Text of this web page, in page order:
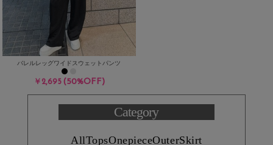
バレルレッグワイドスウェットパンツ
￥2,695(50%OFF)
Category
AllTopsOnepieceOuterSkirt